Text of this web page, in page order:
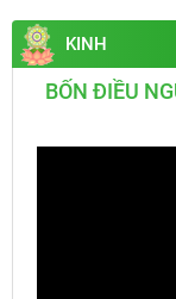
KINH
BỐN ĐIỀU